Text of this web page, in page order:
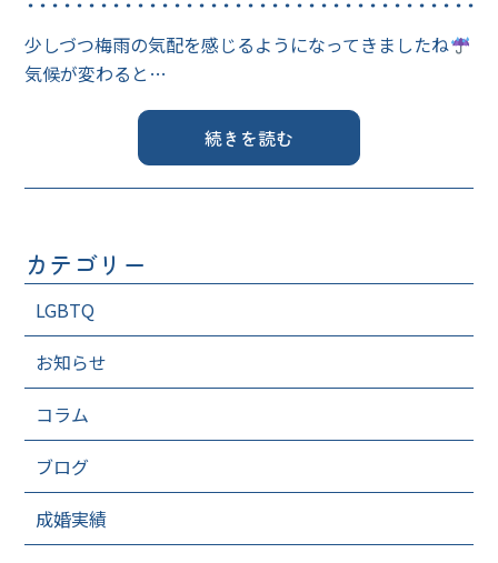
少しづつ梅雨の気配を感じるようになってきましたね
気候が変わると…
続きを読む
カテゴリー
LGBTQ
お知らせ
コラム
ブログ
成婚実績